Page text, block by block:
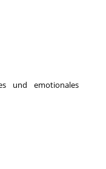
und emotionales